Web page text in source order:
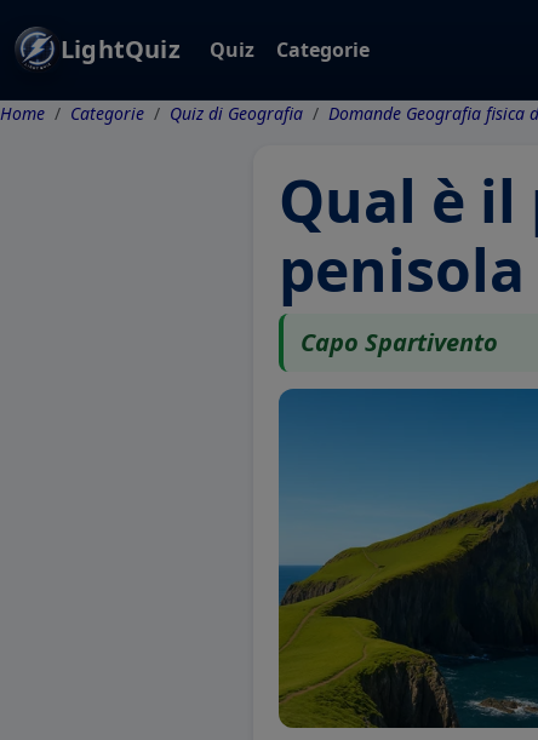
LightQuiz Quiz Categorie
Home Categorie Quiz di Geografia Domande Geografia fisica
Qual è
Capo Spartivento